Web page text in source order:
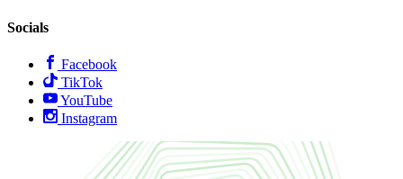
Socials
Facebook
TikTok
YouTube
Instagram